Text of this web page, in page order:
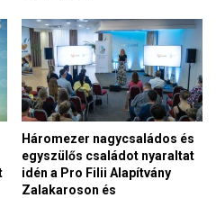
Háromezer nagycsaládos és
egyszülős családot nyaraltat
idén a Pro Filii Alapítvány
Zalakaroson és